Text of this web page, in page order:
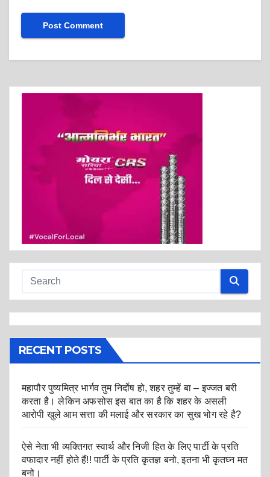
RECENT POSTS
महापौर पुष्यमित्र भार्गव तुम निर्दोष हो, शहर तुम्हें बा – इज्जत बरी
करता है। लेकिन अफसोस इस बात का है कि शहर के असली
आरोपी खुले आम सत्ता की मलाई और सरकार का सुख भोग रहे है?
ऐसे नेता भी व्यक्तिगत स्वार्थ और निजी हित के लिए पार्टी के प्रति
वफादार नहीं होते हैं!! पार्टी के प्रति कृतज्ञ बनो, इतना भी कृतघ्न मत
बनो।